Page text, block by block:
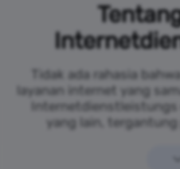
Tidak ada rahasia
layanan internet yang
Internetdienstleistungs
yang lain,